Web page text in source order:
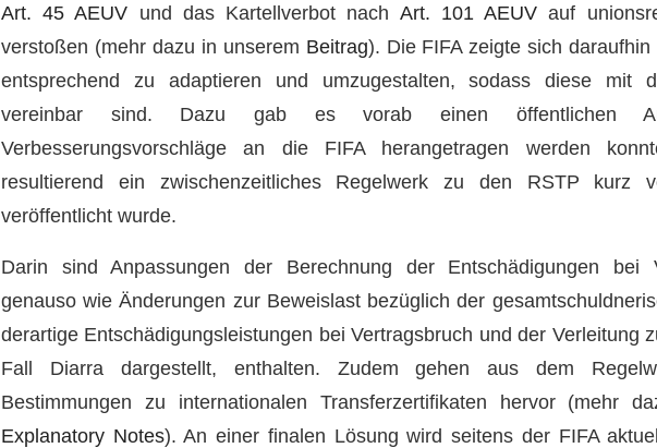
Art. 45 AEUV und das Kartellverbot nach Art. 101 AEUV auf
verstoßen (mehr dazu in unserem Beitrag). Die FIFA zeigte sich
entsprechend zu adaptieren und umzugestalten, sodass diese mit
vereinbar sind. Dazu gab es vorab einen öffentlichen
Verbesserungsvorschläge an die FIFA herangetragen werden
resultierend ein zwischenzeitliches Regelwerk zu den RSTP kurz
veröffentlicht wurde.
Darin sind Anpassungen der Berechnung der Entschädigungen bei
genauso wie Änderungen zur Beweislast bezüglich der
derartige Entschädigungsleistungen bei Vertragsbruch und der Verleitung
Fall Diarra dargestellt, enthalten. Zudem gehen aus dem
Bestimmungen zu internationalen Transferzertifikaten hervor (mehr
Explanatory Notes). An einer finalen Lösung wird seitens der FIFA